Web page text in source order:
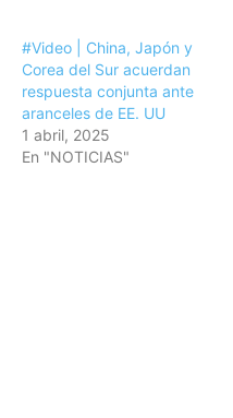
#Video | China, Japón y
Corea del Sur acuerdan
respuesta conjunta ante
aranceles de EE. UU
1 abril, 2025
En "NOTICIAS"